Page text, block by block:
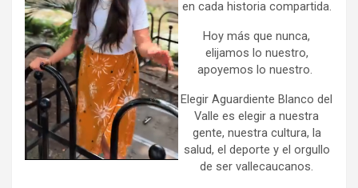
en cada historia compartida.
Hoy más que nunca,
elijamos lo nuestro,
apoyemos lo nuestro.
Elegir Aguardiente Blanco del
Valle es elegir a nuestra
gente, nuestra cultura, la
salud, el deporte y el orgullo
de ser vallecaucanos.